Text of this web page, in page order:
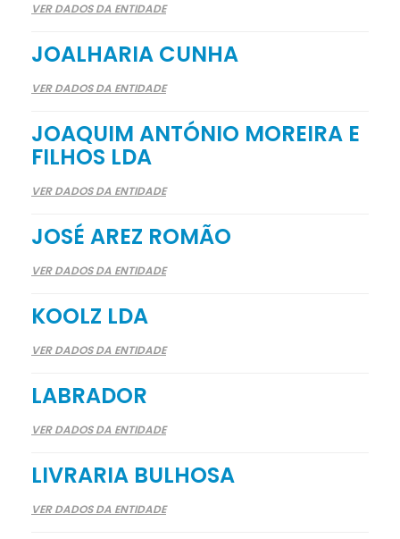
VER DADOS DA ENTIDADE
JOALHARIA CUNHA
VER DADOS DA ENTIDADE
JOAQUIM ANTÓNIO MOREIRA E
FILHOS LDA
VER DADOS DA ENTIDADE
JOSÉ AREZ ROMÃO
VER DADOS DA ENTIDADE
KOOLZ LDA
VER DADOS DA ENTIDADE
LABRADOR
VER DADOS DA ENTIDADE
LIVRARIA BULHOSA
VER DADOS DA ENTIDADE